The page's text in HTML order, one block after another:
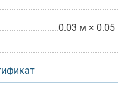
0.03 м ×